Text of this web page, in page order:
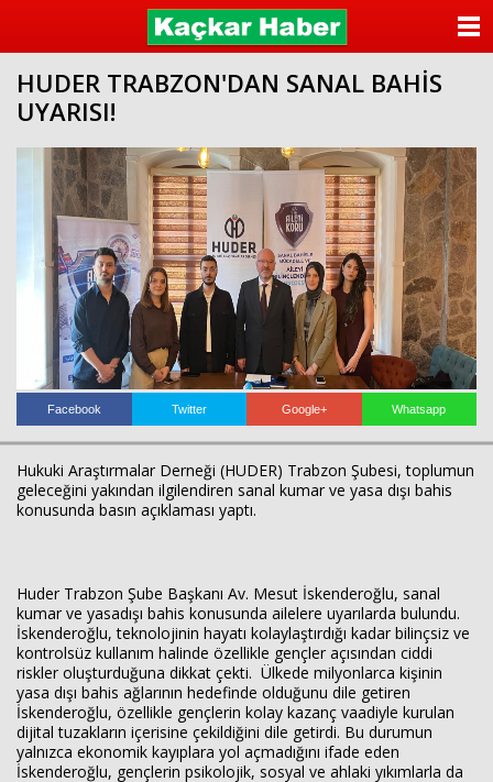
HUDER TRABZON'DAN SANAL BAHİS
UYARISI!
Facebook Twitter Google+ Whatsapp
Hukuki Araştırmalar Derneği (HUDER) Trabzon Şubesi, toplumun
geleceğini yakından ilgilendiren sanal kumar ve yasa dışı bahis
konusunda basın açıklaması yaptı.
Huder Trabzon Şube Başkanı Av. Mesut İskenderoğlu, sanal
kumar ve yasadışı bahis konusunda ailelere uyarılarda bulundu.
İskenderoğlu, teknolojinin hayatı kolaylaştırdığı kadar bilinçsiz ve
kontrolsüz kullanım halinde özellikle gençler açısından ciddi
riskler oluşturduğuna dikkat çekti. Ülkede milyonlarca kişinin
yasa dışı bahis ağlarının hedefinde olduğunu dile getiren
İskenderoğlu, özellikle gençlerin kolay kazanç vaadiyle kurulan
dijital tuzakların içerisine çekildiğini dile getirdi. Bu durumun
yalnızca ekonomik kayıplara yol açmadığını ifade eden
İskenderoğlu, gençlerin psikolojik, sosyal ve ahlaki yıkımlarla da
ANASAYFA
KATEGORİLER
ANKETLER
FOTO GALERİ
VİDEO GALERİ
KÜNYE
Haberin Doğru Adresi.